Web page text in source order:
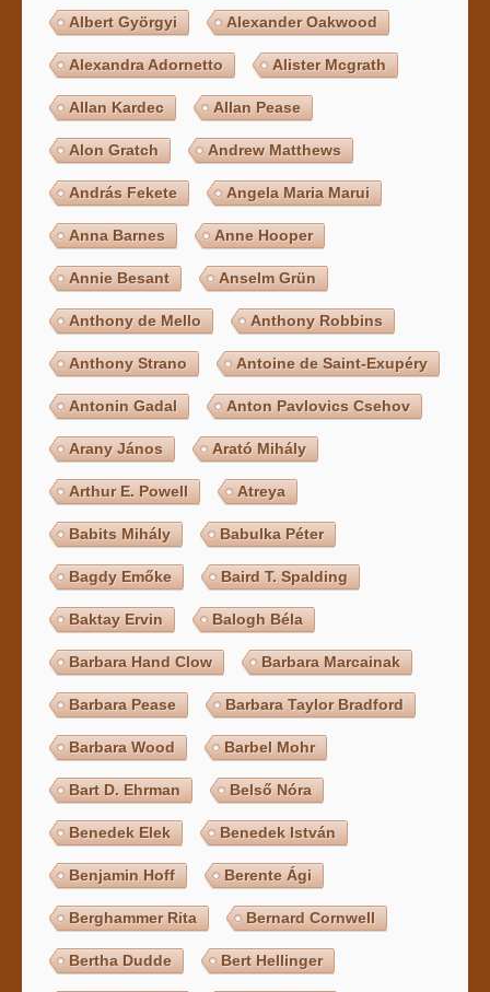
Albert Györgyi Alexander Oakwood
Alexandra Adornetto Alister Mcgrath
Allan Kardec Allan Pease
Alon Gratch Andrew Matthews
András Fekete Angela Maria Marui
Anna Barnes Anne Hooper
Annie Besant Anselm Grün
Anthony de Mello Anthony Robbins
Anthony Strano Antoine de Saint-Exupéry
Antonin Gadal Anton Pavlovics Csehov
Arany János Arató Mihály
Arthur E. Powell Atreya
Babits Mihály Babulka Péter
Bagdy Emőke Baird T. Spalding
Baktay Ervin Balogh Béla
Barbara Hand Clow Barbara Marcainak
Barbara Pease Barbara Taylor Bradford
Barbara Wood Barbel Mohr
Bart D. Ehrman Belső Nóra
Benedek Elek Benedek István
Benjamin Hoff Berente Ági
Berghammer Rita Bernard Cornwell
Bertha Dudde Bert Hellinger